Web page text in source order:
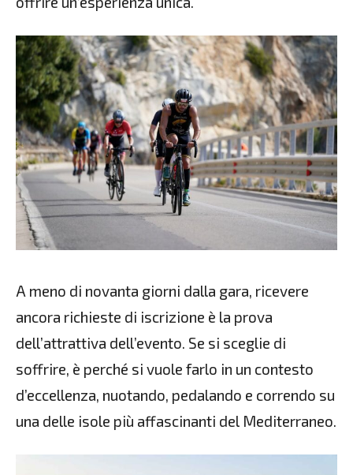
A meno di novanta giorni dalla gara, ricevere
ancora richieste di iscrizione è la prova
dell’attrattiva dell’evento. Se si sceglie di
soffrire, è perché si vuole farlo in un contesto
d’eccellenza, nuotando, pedalando e correndo su
una delle isole più affascinanti del Mediterraneo.